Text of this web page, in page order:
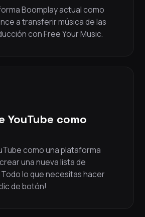
Boomplay actual como
a transferir música de las
con Free Your Music.
YouTube como
como una plataforma
una nueva lista de
lo que necesitas hacer
de botón!